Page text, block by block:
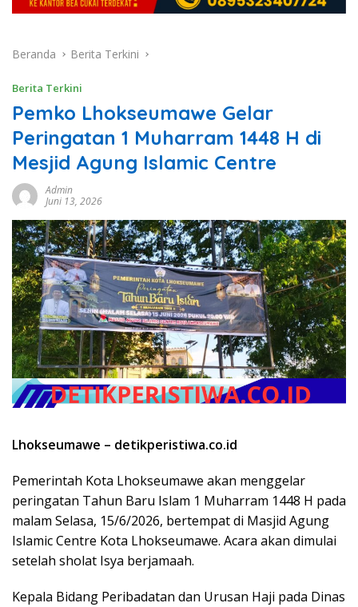
Beranda Berita Terkini
Berita Terkini
Pemko Lhokseumawe Gelar
Peringatan 1 Muharram 1448 H di
Mesjid Agung Islamic Centre
Admin
Juni 13, 2026
Lhokseumawe – detikperistiwa.co.id
Pemerintah Kota Lhokseumawe akan menggelar
peringatan Tahun Baru Islam 1 Muharram 1448 H pada
malam Selasa, 15/6/2026, bertempat di Masjid Agung
Islamic Centre Kota Lhokseumawe. Acara akan dimulai
setelah sholat Isya berjamaah.
Kepala Bidang Peribadatan dan Urusan Haji pada Dinas